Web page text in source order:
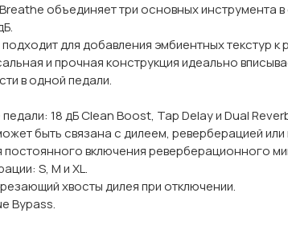
объединяет три основных инструмента
для добавления эмбиентных текстур
и прочная конструкция идеально
в одной педали.
18 дБ Clean Boost, Tap Delay и Dual
быть связана с дилеем, реверберацией
постоянного включения реверберационного
S, M и XL.
хвосты дилея при отключении.
Bypass.